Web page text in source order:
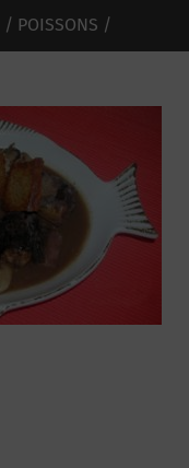
/ POISSONS /